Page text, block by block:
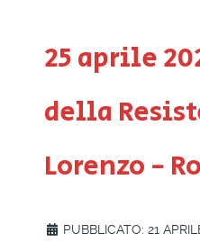
25 aprile
della
Lorenzo -
PUBBLICATO: 21